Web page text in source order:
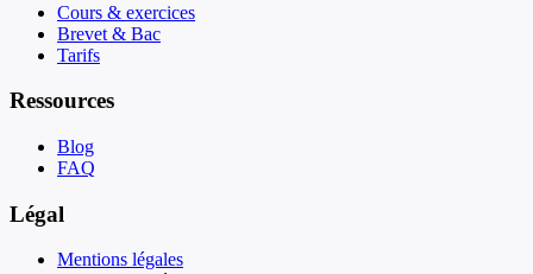
Cours & exercices
Brevet & Bac
Tarifs
Ressources
Blog
FAQ
Légal
Mentions légales